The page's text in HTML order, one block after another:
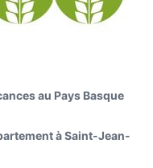
au Pays Basque
à Saint-Jean-